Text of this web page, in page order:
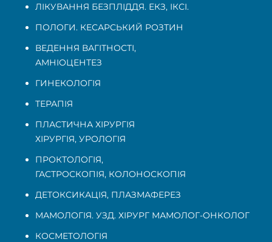
ЛІКУВАННЯ БЕЗПЛІДДЯ. ЕКЗ, ІКСІ.
ПОЛОГИ. КЕСАРСЬКИЙ РОЗТИН
ВЕДЕННЯ ВАГІТНОСТІ,
АМНІОЦЕНТЕЗ
ГИНЕКОЛОГІЯ
ТЕРАПІЯ
ПЛАСТИЧНА ХІРУРГІЯ
ХІРУРГІЯ, УРОЛОГІЯ
ПРОКТОЛОГІЯ,
ГАСТРОСКОПІЯ, КОЛОНОСКОПІЯ
ДЕТОКСИКАЦІЯ, ПЛАЗМАФЕРЕЗ
МАМОЛОГІЯ. УЗД. ХІРУРГ МАМОЛОГ-ОНКОЛОГ
КОСМЕТОЛОГІЯ